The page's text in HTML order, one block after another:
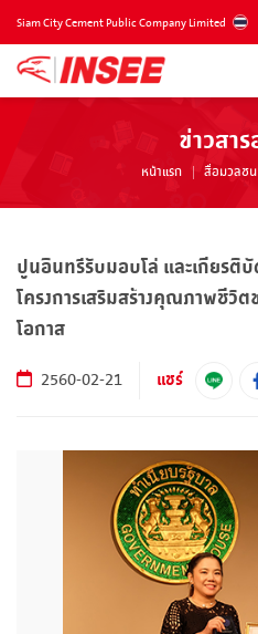
Siam City Cement Public Company Limited
ข่าวสา
หน้าแรก สื่อมวลชน
ปูนอินทรีรับมอบโล่ และเกียรติ
โครงการเสริมสร้างคุณภาพชีวิต
โอกาส
2560-02-21 แชร์